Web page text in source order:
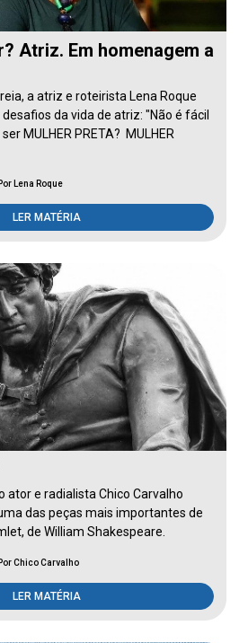
Atriz. Em homenagem a
a atriz e roteirista Lena Roque
da vida de atriz: "Não é fácil
MULHER PRETA? MULHER
Por Lena Roque
LER MATÉRIA
ator e radialista Chico Carvalho
das peças mais importantes de
de William Shakespeare.
Por Chico Carvalho
LER MATÉRIA